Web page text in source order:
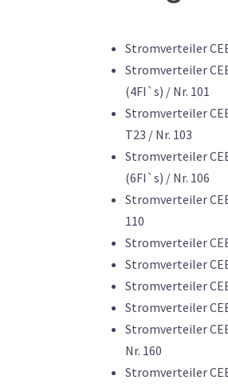
Stromverteiler
Stromverteiler
(4FI`s) / Nr. 101
Stromverteiler
T23 / Nr. 103
Stromverteiler
(6FI`s) / Nr. 106
Stromverteiler
110
Stromverteiler
Stromverteiler CEE
Stromverteiler
Stromverteiler CEE
Stromverteiler CEE
Nr. 160
Stromverteiler CEE